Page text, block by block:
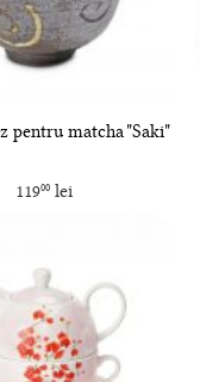
pentru matcha "Saki"
11900 lei